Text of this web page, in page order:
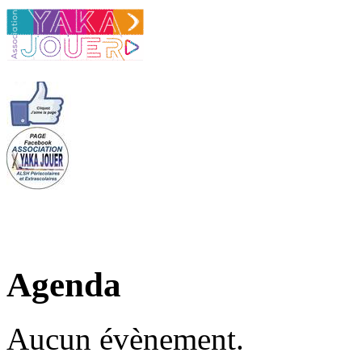
Agenda
Aucun évènement.